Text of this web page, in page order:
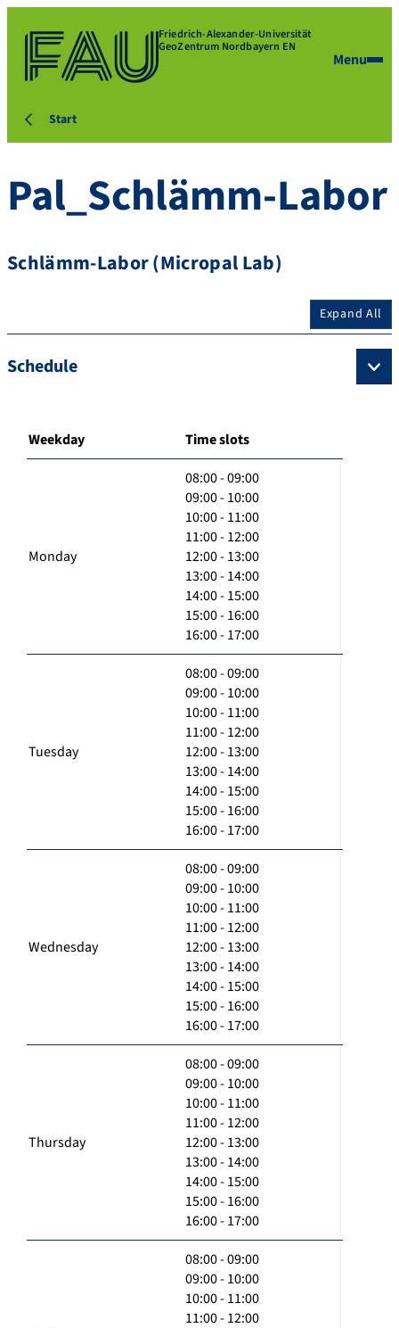
Friedrich-Alexander-Universität
GeoZentrum Nordbayern EN
Menu
Start
Pal_Schlämm-Labor
Schlämm-Labor (Micropal Lab)
Expand All
Schedule
Weekday Time slots
Monday
08:00 - 09:00
09:00 - 10:00
10:00 - 11:00
11:00 - 12:00
12:00 - 13:00
13:00 - 14:00
14:00 - 15:00
15:00 - 16:00
16:00 - 17:00
Tuesday
08:00 - 09:00
09:00 - 10:00
10:00 - 11:00
11:00 - 12:00
12:00 - 13:00
13:00 - 14:00
14:00 - 15:00
15:00 - 16:00
16:00 - 17:00
Wednesday
08:00 - 09:00
09:00 - 10:00
10:00 - 11:00
11:00 - 12:00
12:00 - 13:00
13:00 - 14:00
14:00 - 15:00
15:00 - 16:00
16:00 - 17:00
Thursday
08:00 - 09:00
09:00 - 10:00
10:00 - 11:00
11:00 - 12:00
12:00 - 13:00
13:00 - 14:00
14:00 - 15:00
15:00 - 16:00
16:00 - 17:00
08:00 - 09:00
09:00 - 10:00
10:00 - 11:00
11:00 - 12:00